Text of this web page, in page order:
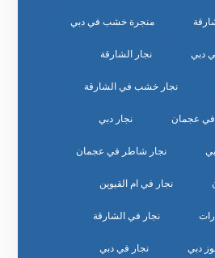
منجرة خشب في دبي
دبي نجار الشارقة
نجار خشب في الشارقة
عجمان نجار دبي
نجار شاطر في عجمان
نجار في ام القيوين
نجار في الشارقة
دبي نجار في دبي